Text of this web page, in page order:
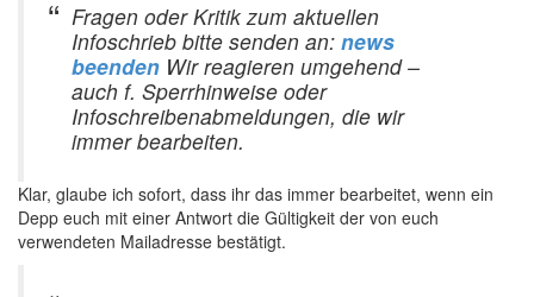
Fragen oder Kritik zum aktuellen
Infoschrieb bitte senden an: news
beenden Wir reagieren umgehend –
auch f. Sperrhinweise oder
Infoschreibenabmeldungen, die wir
immer bearbeiten.
Klar, glaube ich sofort, dass ihr das immer bearbeitet, wenn ein
Depp euch mit einer Antwort die Gültigkeit der von euch
verwendeten Mailadresse bestätigt.